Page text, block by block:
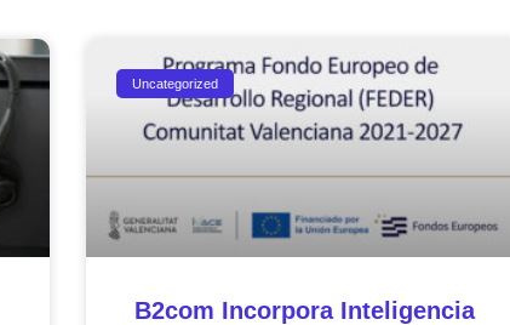
Uncategorized
B2com Incorpora Inteligencia